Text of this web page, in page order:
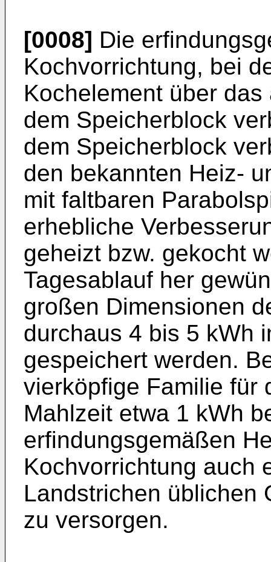
[0008] Die
Kochvorrichtung, bei
Kochelement über
dem Speicherblock
dem Speicherblock
den bekannten Heiz-
mit faltbaren
erhebliche
geheizt bzw. gekocht
Tagesablauf her
großen Dimensionen
durchaus 4 bis 5 kWh
gespeichert werden.
vierköpfige Familie für
Mahlzeit etwa 1 kWh
erfindungsgemäßen
Kochvorrichtung auch
Landstrichen üblichen
zu versorgen.